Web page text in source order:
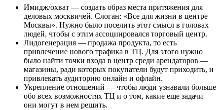
Имидж/охват — создать образ места притяжения для
деловых москвичей. Слоган: «Все для жизни в центре
Москвы». Нужно было поселить этот смысл в головах
людей, чтобы с этим ассоциировался торговый центр.
Лидогенерация — продажа продукта, то есть
привлечение нового трафика в ТЦ. Для этого нужно
было найти точки входа в центр среди арендаторов —
магазины, ради которых покупатели будут приходить, и
привлекать аудиторию онлайн и офлайн.
Укрепление отношений — чтобы люди узнавали больше
обо всех возможностях ТЦ и о том, какие еще задачи
они могут в нем решить.